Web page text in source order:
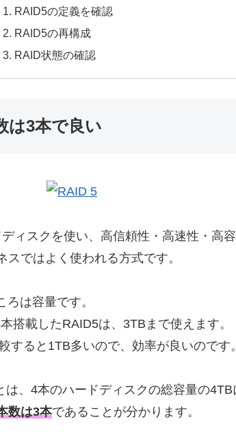
RAID5の定義を確認
RAID5の再構成
RAID状態の確認
は3本で良い
ィスクを使い、高信頼性・高速性・高
ではよく使われる方式です。
は容量です。
搭載したRAID5は、3TBまで使えます。
すると1TB多いので、効率が良いのです。
は、4本のハードディスクの総容量の
数は3本であることが分かります。